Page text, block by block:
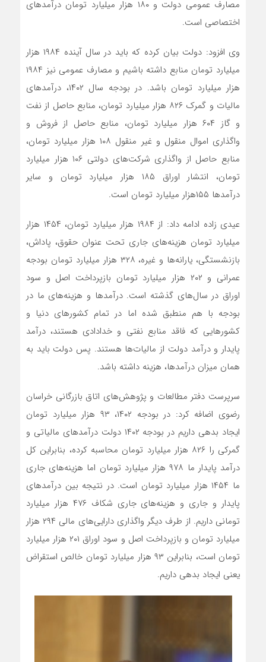
مصارف عمومی دولت و ۱۸۰ هزار میلیارد تومان درآمدهای
اختصاصی است.
وی افزود: دولت بیان کرده که باید در سال آینده ۱۹۸۴ هزار
میلیارد تومان منابع داشته باشیم و مصارف عمومی نیز ۱۹۸۴
هزار میلیارد تومان باشد. در بودجه سال ۱۴۰۲، درآمدهای
مالیات و گمرک ۸۲۶ هزار میلیارد تومان، منابع حاصل از نفت
و گاز ۶۰۴ هزار میلیارد تومان، منابع حاصل از فروش و
واگذاری اموال منقول و غیر منقول ۱۰۸ هزار میلیارد تومان،
منابع حاصل از واگذاری شرکت‌های دولتی ۱۰۶ هزار میلیارد
تومان، انتشار اوراق ۱۸۵ هزار میلیارد تومان و سایر
درآمدها ۱۵۵هزار میلیارد تومان است.
عیدی‌ ‎زاده ادامه داد: از ۱۹۸۴ هزار میلیارد تومان، ۱۴۵۴ هزار
میلیارد تومان هزینه‌های جاری تحت عنوان حقوق، پاداش،
بازنشستگی، یارانه‌ها و غیره، ۳۲۸ هزار میلیارد تومان بودجه
عمرانی و ۲۰۲ هزار میلیارد تومان بازپرداخت اصل و سود
اوراق در سال‌های گذشته است. درآمدها و هزینه‌های ما در
بودجه با هم منطبق شده اما در تمام کشورهای دنیا و
کشورهایی که فاقد منابع نفتی و خدادادی هستند، درآمد
پایدار و درآمد دولت از مالیات‌ها هستند. پس دولت باید به
همان میزان درآمدها، هزینه داشته باشد.
سرپرست دفتر مطالعات و پژوهش‌های اتاق بازرگانی خراسان
رضوی اضافه کرد: در بودجه ۱۴۰۲، ۹۳ هزار میلیارد تومان
ایجاد بدهی داریم در بودجه ۱۴۰۲ دولت درآمدهای مالیاتی و
گمرکی را ۸۲۶ هزار میلیارد تومان محاسبه کرده، بنابراین کل
درآمد پایدار ما ۹۷۸ هزار میلیارد تومان اما هزینه‌‎های جاری
ما ۱۴۵۴ هزار میلیارد تومان است. در نتیجه بین درآمدهای
پایدار و جاری و هزینه‌های جاری شکاف ۴۷۶ هزار میلیارد
تومانی داریم. از طرف دیگر واگذاری دارایی‌های مالی ۲۹۴ هزار
میلیارد تومان و بازپرداخت اصل و سود اوراق ۲۰۱ هزار میلیارد
تومان است، بنابراین ۹۳ هزار میلیارد تومان خالص استقراض
یعنی ایجاد بدهی داریم.